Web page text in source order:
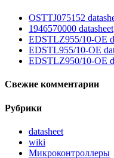
OSTTJ075152
1946570000 datasheet
EDSTLZ955/10-OE
EDSTL955/10-OE
EDSTLZ950/10-OE
Свежие комментарии
Рубрики
datasheet
wiki
Микроконтроллеры